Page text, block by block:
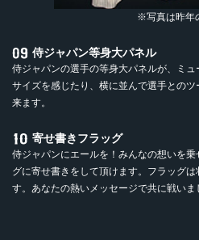
※写真は昨年
侍ジャパン等身大パネル
侍ジャパンの選手の等身大パネルが、ミ
サイズを感じたり、横に並んで選手との
来ます。
寄せ書きフラッグ
侍ジャパンにエールを！みんなの想いを
グに寄せ書きをして頂けます。フラッグ
す。あなたの熱いメッセージで共に戦いま